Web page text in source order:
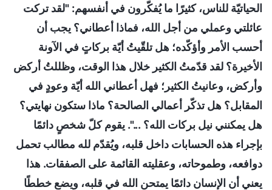
الحياتيّة للناس، كثيرًا ما يُفكّرون في أنفسهم: "لقد تركت
عائلتي وعملي من أجل الله، فماذا أعطاني؟ يجب أن
أحسب الأمر وأؤكّده؛ هل تلقّيتُ أيّة بركاتٍ في الآونة
الأخيرة؟ لقد قدّمتُ الكثير خلال هذا الوقت، وظللتُ أركض
وأركض، وعانيتُ الكثير؛ فهل أعطاني الله أيّة وعودٍ في
المقابل؟ هل تذكّر أعمالي الصالحة؟ ماذا ستكون نهايتي؟
هل يمكنني نيل بركات الله؟ ...". يقوم كلّ شخصٍ دائمًا
بإجراء هذه الحسابات داخل قلبه، ويُقدّم لله مطالب تحمل
دوافعه، وطموحاته، وعقليته القائمة على الصفقات. هذا
يعني أن الإنسان دائمًا يمتحن الله في قلبه، ويضع خططًا